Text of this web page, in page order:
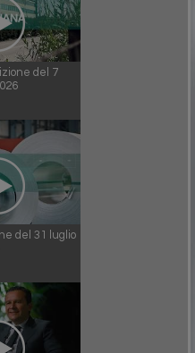
del 7
del 31 luglio